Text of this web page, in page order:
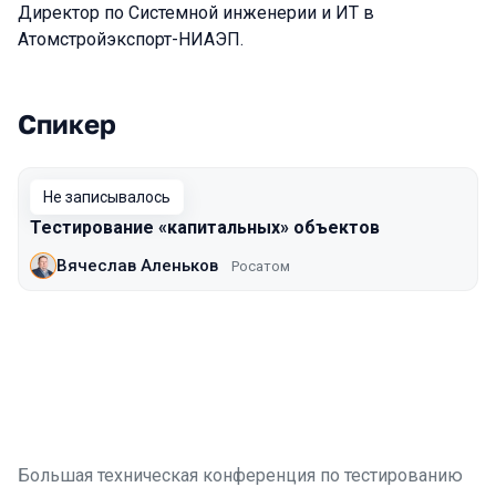
Директор по Системной инженерии и ИТ в
Атомстройэкспорт-НИАЭП.
Выступления в сезоне 2017 Moscow
Спикер
Не записывалось
Тестирование «капитальных» объектов
Вячеслав Аленьков Росатом
Большая техническая конференция по тестированию